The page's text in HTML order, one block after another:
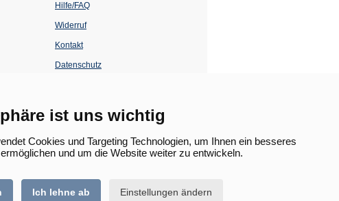
ist uns wichtig
Cookies und Targeting Technologien, um Ihnen ein besseres
und um die Website weiter zu entwickeln.
Ich lehne ab Einstellungen ändern
Hilfe/FAQ
Widerruf
Kontakt
Datenschutz
einem
neuen